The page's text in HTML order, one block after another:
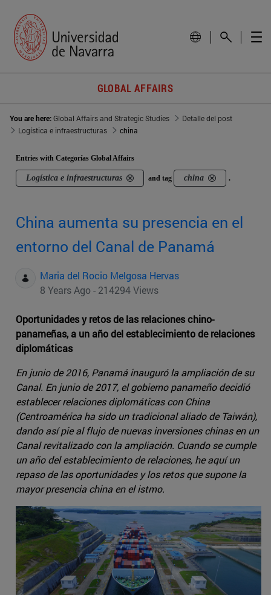
GLOBAL AFFAIRS
You are here:Global Affairs and Strategic Studies
Detalle del post
Logística e infraestructuras
china
Entries with Categorías Global Affairs
Logística e infraestructuras and tag china .
China aumenta su presencia en el
entorno del Canal de Panamá
Maria del Rocio Melgosa Hervas
8 Years Ago - 214294 Views
Oportunidades y retos de las relaciones chino-
panameñas, a un año del establecimiento de relaciones
diplomáticas
En junio de 2016, Panamá inauguró la ampliación de su
Canal. En junio de 2017, el gobierno panameño decidió
establecer relaciones diplomáticas con China
(Centroamérica ha sido un tradicional aliado de Taiwán),
dando así pie al flujo de nuevas inversiones chinas en un
Canal revitalizado con la ampliación. Cuando se cumple
un año del establecimiento de relaciones, he aquí un
repaso de las oportunidades y los retos que supone la
mayor presencia china en el istmo.